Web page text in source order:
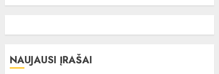
NAUJAUSI ĮRAŠAI